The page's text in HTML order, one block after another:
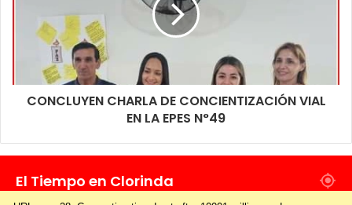
CONCLUYEN CHARLA DE CONCIENTIZACIÓN VIAL
EN LA EPES N°49
El Tiempo en Clorinda